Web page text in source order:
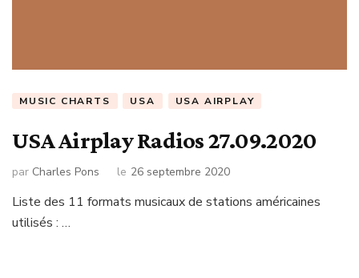
MUSIC CHARTS USA USA AIRPLAY
USA Airplay Radios 27.09.2020
par Charles Pons le 26 septembre 2020
Liste des 11 formats musicaux de stations américaines
utilisés : …